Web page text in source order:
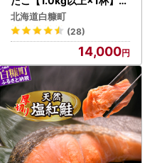
014-0508
北海道白糠町
(28)
14,000